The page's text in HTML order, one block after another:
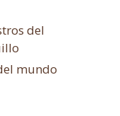
del
mundo